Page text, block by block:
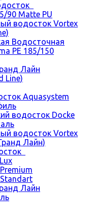
90 Matte PU
водосток Vortex
Водосточная
PE 185/150
Лайн
Line)
Aquasystem
водосток Docke
водосток Vortex
Лайн)
Лайн